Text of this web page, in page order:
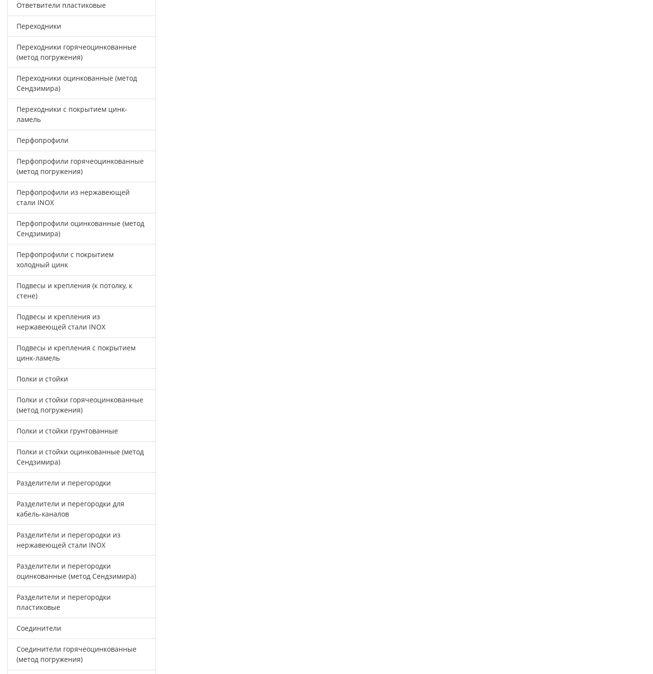
Ответвители пластиковые
Переходники
Переходники горячеоцинкованные
(метод погружения)
Переходники оцинкованные (метод
Сендзимира)
Переходники с покрытием цинк-
ламель
Перфопрофили
Перфопрофили горячеоцинкованные
(метод погружения)
Перфопрофили из нержавеющей
стали INOX
Перфопрофили оцинкованные (метод
Сендзимира)
Перфопрофили с покрытием
холодный цинк
Подвесы и крепления (к потолку, к
стене)
Подвесы и крепления из
нержавеющей стали INOX
Подвесы и крепления с покрытием
цинк-ламель
Полки и стойки
Полки и стойки горячеоцинкованные
(метод погружения)
Полки и стойки грунтованные
Полки и стойки оцинкованные (метод
Сендзимира)
Разделители и перегородки
Разделители и перегородки для
кабель-каналов
Разделители и перегородки из
нержавеющей стали INOX
Разделители и перегородки
оцинкованные (метод Сендзимира)
Разделители и перегородки
пластиковые
Соединители
Соединители горячеоцинкованные
(метод погружения)